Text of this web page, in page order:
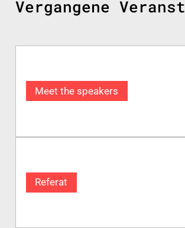
Vergangene
Meet the speakers
Referat